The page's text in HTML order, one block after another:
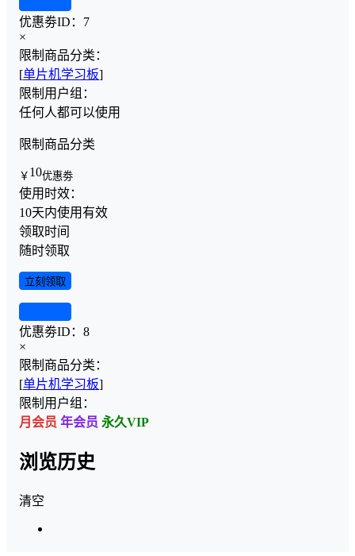
优惠劵ID： 7
×
限制商品分类：
[单片机学习板]
限制用户组：
任何人都可以使用
限制商品分类
￥ 10优惠劵
使用时效：
10天内使用有效
领取时间
随时领取
立刻领取
优惠劵ID： 8
×
限制商品分类：
[单片机学习板]
限制用户组：
月会员 年会员 永久VIP
浏览历史
清空